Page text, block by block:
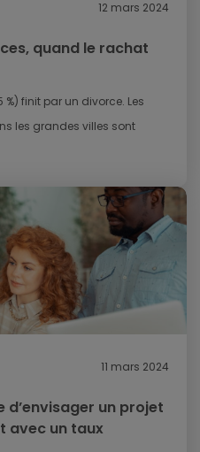
12 mars 2024
quand le rachat
finit par un divorce. Les
les grandes villes sont
11 mars 2024
d’envisager un projet
avec un taux